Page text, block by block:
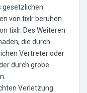
gesetzlichen
von tixlr beruhen
tixlr. Des Weiteren
die durch
Vertreter oder
durch grobe
Verletzung